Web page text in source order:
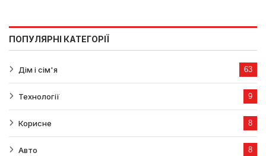
ПОПУЛЯРНІ КАТЕГОРІЇ
Дім і сім'я 63
Технології 9
Корисне 8
Авто 8